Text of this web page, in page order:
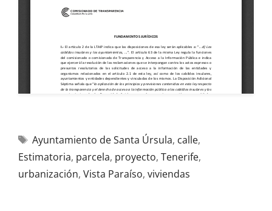
Ayuntamiento de Santa Úrsula, calle,
Estimatoria, parcela, proyecto, Tenerife,
urbanización, Vista Paraíso, viviendas